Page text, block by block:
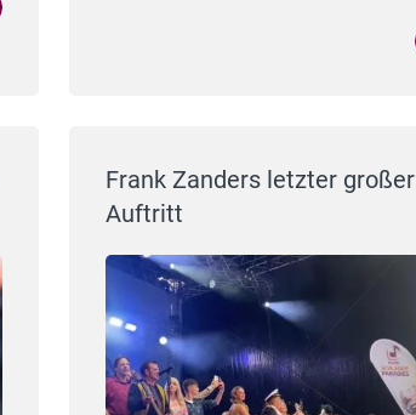
Frank Zanders letzter großer
Auftritt